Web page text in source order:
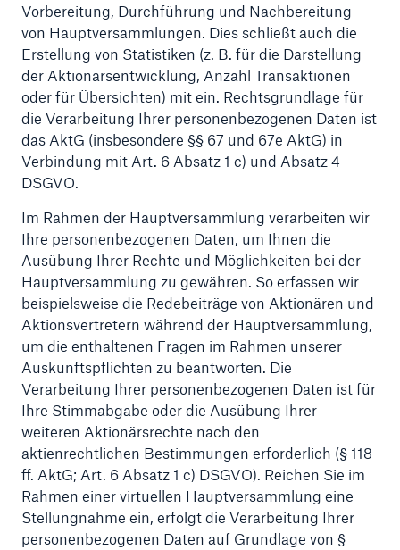
Vorbereitung, Durchführung und Nachbereitung
von Hauptversammlungen. Dies schließt auch die
Erstellung von Statistiken (z. B. für die Darstellung
der Aktionärsentwicklung, Anzahl Transaktionen
oder für Übersichten) mit ein. Rechtsgrundlage für
die Verarbeitung Ihrer personenbezogenen Daten ist
das AktG (insbesondere §§ 67 und 67e AktG) in
Verbindung mit Art. 6 Absatz 1 c) und Absatz 4
DSGVO.
Im Rahmen der Hauptversammlung verarbeiten wir
Ihre personenbezogenen Daten, um Ihnen die
Ausübung Ihrer Rechte und Möglichkeiten bei der
Hauptversammlung zu gewähren. So erfassen wir
beispielsweise die Redebeiträge von Aktionären und
Aktionsvertretern während der Hauptversammlung,
um die enthaltenen Fragen im Rahmen unserer
Auskunftspflichten zu beantworten. Die
Verarbeitung Ihrer personenbezogenen Daten ist für
Ihre Stimmabgabe oder die Ausübung Ihrer
weiteren Aktionärsrechte nach den
aktienrechtlichen Bestimmungen erforderlich (§ 118
ff. AktG; Art. 6 Absatz 1 c) DSGVO). Reichen Sie im
Rahmen einer virtuellen Hauptversammlung eine
Stellungnahme ein, erfolgt die Verarbeitung Ihrer
personenbezogenen Daten auf Grundlage von §
Rückversicherung Leben/Gesundheit
MIRA Digital Suite